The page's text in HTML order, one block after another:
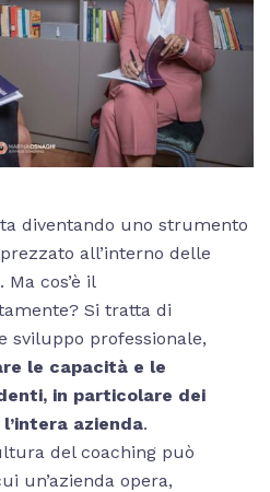
diventando uno strumento
all’interno delle
cos’è il
Si tratta di
sviluppo professionale,
le capacità e le
in particolare dei
azienda.
del coaching può
un’azienda opera,